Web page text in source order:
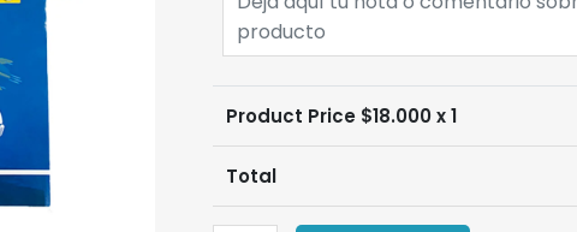
Product Price $18.000x 1
Total